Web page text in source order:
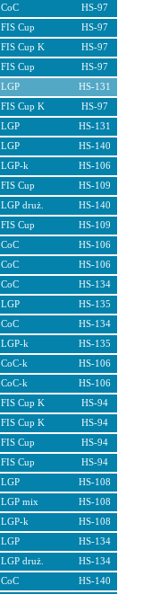
CoC
HS-97
FIS Cup
HS-97
FIS Cup K
HS-97
FIS Cup
HS-97
LGP
HS-131
FIS Cup K
HS-97
LGP
HS-131
LGP
HS-140
LGP-k
HS-106
FIS Cup
HS-109
LGP druż.
HS-140
FIS Cup
HS-109
CoC
HS-106
CoC
HS-106
CoC
HS-134
LGP
HS-135
CoC
HS-134
LGP-k
HS-135
CoC-k
HS-106
CoC-k
HS-106
FIS Cup K
HS-94
FIS Cup K
HS-94
FIS Cup
HS-94
FIS Cup
HS-94
LGP
HS-108
LGP mix
HS-108
LGP-k
HS-108
LGP
HS-134
LGP druż.
HS-134
CoC
HS-140